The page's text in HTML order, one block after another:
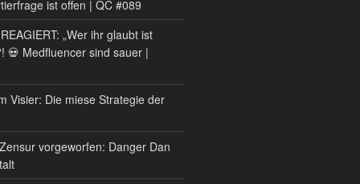
ist offen | QC #089
„Wer ihr glaubt ist
💀 Medfluencer sind sauer |
Visier: Die miese Strategie der
vorgeworfen: Danger Dan